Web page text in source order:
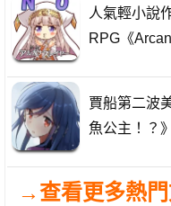
人氣輕小說
RPG《
賈船第二波
魚公主！？
→查看更多熱